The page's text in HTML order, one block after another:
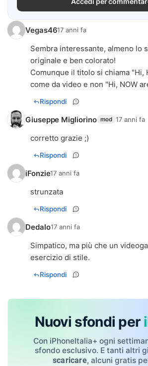
Vegas4617 anni fa
Sembra interessante, almeno lo
originale e ben colorato!
Comunque il titolo si chiama "Hi,
come da video e non "Hi, NOW
Rispondi
Giuseppe Migliorino mod 17 anni fa
corretto grazie ;)
Rispondi
iFonzie17 anni fa
strunzata
Rispondi
Dedalo17 anni fa
Simpatico, ma più che un
esercizio di stile.
Rispondi
Nuovi sfondi per
Con iPhoneItalia+ ogni
sfondo esclusivo. E tanti altri
scaricare, alcuni gratis